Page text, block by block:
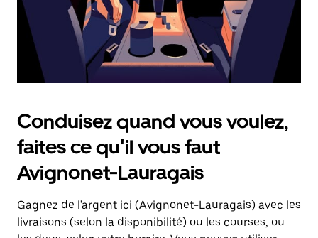
fermer
calendrier.
Conduisez quand vous voulez,
faites ce qu'il vous faut
Avignonet-Lauragais
Gagnez de l'argent ici (Avignonet-Lauragais) avec les
livraisons (selon la disponibilité) ou les courses, ou